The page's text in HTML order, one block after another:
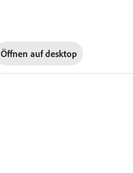
Öffnen aufdesktop